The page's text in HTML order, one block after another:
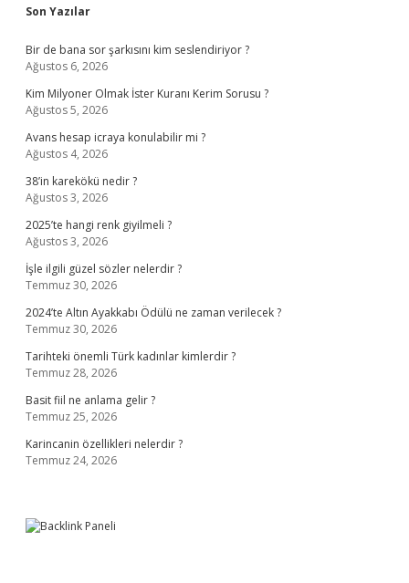
Sidebar
Son Yazılar
Bir de bana sor şarkısını kim seslendiriyor ?
Ağustos 6, 2026
Kim Milyoner Olmak İster Kuranı Kerim Sorusu ?
Ağustos 5, 2026
Avans hesap icraya konulabilir mi ?
Ağustos 4, 2026
38’in karekökü nedir ?
Ağustos 3, 2026
2025’te hangi renk giyilmeli ?
Ağustos 3, 2026
İşle ilgili güzel sözler nelerdir ?
Temmuz 30, 2026
2024’te Altın Ayakkabı Ödülü ne zaman verilecek ?
Temmuz 30, 2026
Tarihteki önemli Türk kadınlar kimlerdir ?
Temmuz 28, 2026
Basit fiil ne anlama gelir ?
Temmuz 25, 2026
Karincanin özellikleri nelerdir ?
Temmuz 24, 2026